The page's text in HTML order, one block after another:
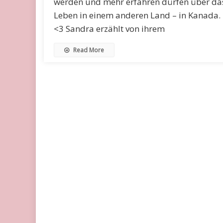
Leben in einem anderen Land – in Kanada.
<3 Sandra erzählt von ihrem
Read More